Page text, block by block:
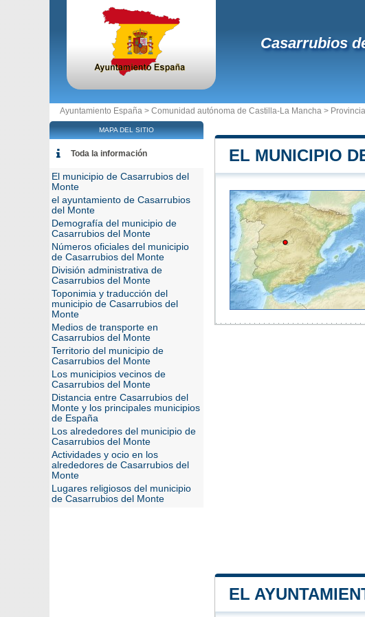
Casarrubios
Ayuntamiento España > Comunidad autónoma de Castilla-La Mancha >
EL MUNICIPIO
EL
MAPA DEL SITIO
Toda la información
El municipio de Casarrubios del
Monte
el ayuntamiento de Casarrubios
del Monte
Demografía del municipio de
Casarrubios del Monte
Números oficiales del municipio
de Casarrubios del Monte
División administrativa de
Casarrubios del Monte
Toponimia y traducción del
municipio de Casarrubios del
Monte
Medios de transporte en
Casarrubios del Monte
Territorio del municipio de
Casarrubios del Monte
Los municipios vecinos de
Casarrubios del Monte
Distancia entre Casarrubios del
Monte y los principales municipios
de España
Los alrededores del municipio de
Casarrubios del Monte
Actividades y ocio en los
alrededores de Casarrubios del
Monte
Lugares religiosos del municipio
de Casarrubios del Monte